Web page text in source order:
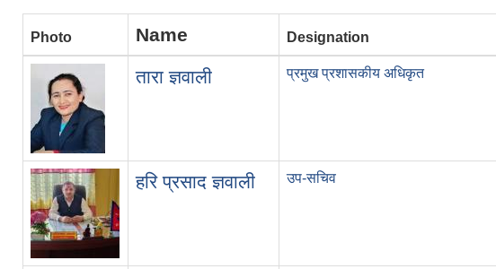
Photo Name Designation
तारा ज्ञवाली प्रमुख प्रशासकीय अधिकृत
हरि प्रसाद ज्ञवाली उप-सचिव